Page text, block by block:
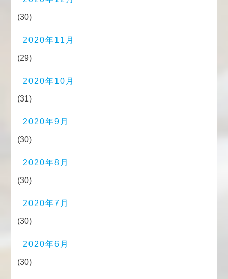
(30)
2020年11月
(29)
2020年10月
(31)
2020年9月
(30)
2020年8月
(30)
2020年7月
(30)
2020年6月
(30)